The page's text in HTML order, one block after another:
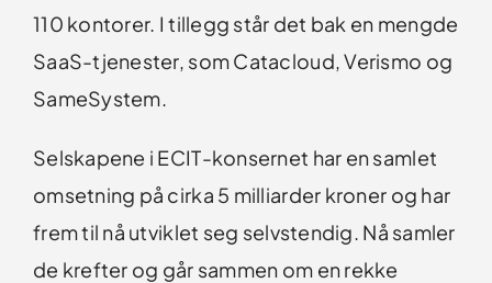
110 kontorer. I tillegg står det bak en mengde
SaaS-tjenester, som Catacloud, Verismo og
SameSystem.
Selskapene i ECIT-konsernet har en samlet
omsetning på cirka 5 milliarder kroner og har
frem til nå utviklet seg selvstendig. Nå samler
de krefter og går sammen om en rekke